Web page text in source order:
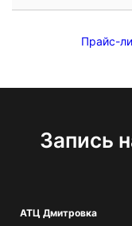
Прайс-
Запись
АТЦ Дмитровка